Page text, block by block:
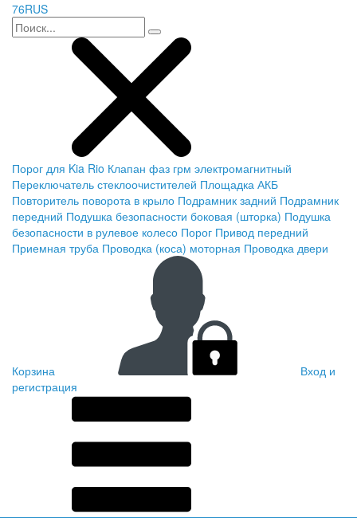
76RUS
Порог для Kia Rio Клапан фаз грм электромагнитный
Переключатель стеклоочистителей Площадка АКБ
Повторитель поворота в крыло Подрамник задний Подрамник
передний Подушка безопасности боковая (шторка) Подушка
безопасности в рулевое колесо Порог Привод передний
Приемная труба Проводка (коса) моторная Проводка двери
Корзина
Вход и
регистрация